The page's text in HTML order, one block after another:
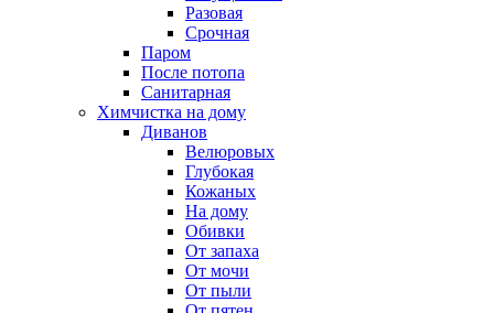
Разовая
Срочная
Паром
После потопа
Санитарная
Химчистка на дому
Диванов
Велюровых
Глубокая
Кожаных
На дому
Обивки
От запаха
От мочи
От пыли